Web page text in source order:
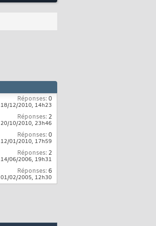
Réponses:0
18/12/2010, 14h23
Réponses: 2
20/10/2010, 23h46
Réponses:0
12/01/2010, 17h59
Réponses: 2
14/06/2006, 19h31
Réponses:6
01/02/2005, 12h30